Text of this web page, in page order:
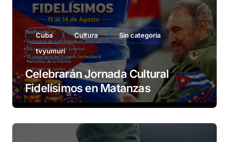
Cuba Cultura
Sin categoría
tvyumuri
Celebrarán Jornada Cultural
Fidelísimos en Matanzas